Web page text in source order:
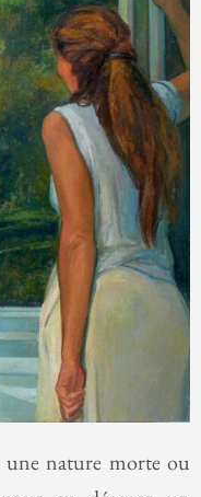
une nature morte ou